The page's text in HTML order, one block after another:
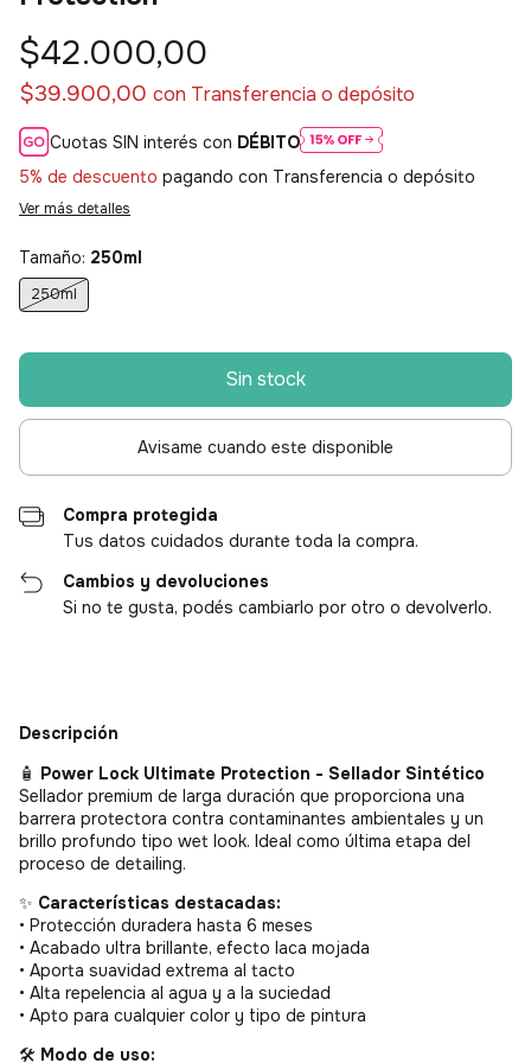
$42.000,00
$39.900,00 con Transferencia o depósito
Cuotas SIN interés con DÉBITO
5% de descuento pagando con Transferencia o depósito
Ver más detalles
Tamaño: 250ml
250ml
Avisame cuando este disponible
Compra protegida
Tus datos cuidados durante toda la compra.
Cambios y devoluciones
Si no te gusta, podés cambiarlo por otro o devolverlo.
Descripción
🧴 Power Lock Ultimate Protection - Sellador Sintético
Sellador premium de larga duración que proporciona una
barrera protectora contra contaminantes ambientales y un
brillo profundo tipo wet look. Ideal como última etapa del
proceso de detailing.
✨ Características destacadas:
• Protección duradera hasta 6 meses
• Acabado ultra brillante, efecto laca mojada
• Aporta suavidad extrema al tacto
• Alta repelencia al agua y a la suciedad
• Apto para cualquier color y tipo de pintura
🛠️ Modo de uso: